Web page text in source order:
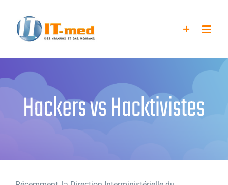
contenu
Hackers vs Hacktivistes